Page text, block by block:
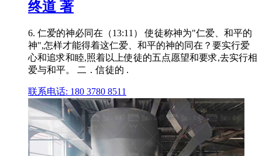
终道 著
6. 仁爱的神必同在（13:11） 使徒称神为"仁爱、和平的
神",怎样才能得着这仁爱、和平的神的同在？要实行爱
心和追求和睦,照着以上使徒的五点愿望和要求,去实行相
爱与和平。 二．信徒的 .
联系电话: 180 3780 8511